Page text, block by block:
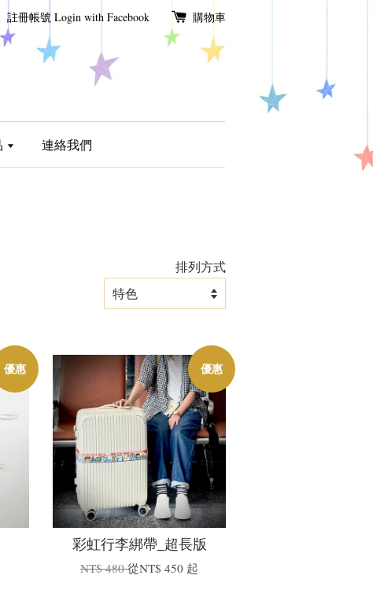
註冊帳號 Login with Facebook 購物車
連絡我們
排列方式
優惠 優惠
彩虹行李綁帶_超長版
NT$ 480從NT$ 450 起